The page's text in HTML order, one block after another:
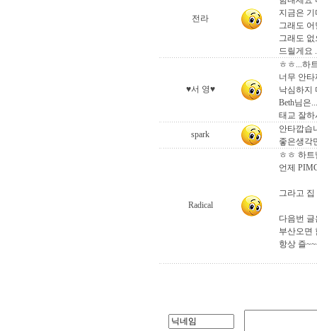
전라
지금은
그래도
그래도
드릴게요
♥서 영♥
ㅎㅎ...하
너무 안
낙심하지
Beth님은
태교 잘하
spark
안타깝습
좋은생각
Radical
ㅎㅎ 하
언제
그라고 집
다음번 글
부산오면
항상 즐